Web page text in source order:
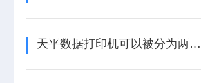
天平数据打印机可以被分为两个主要类别